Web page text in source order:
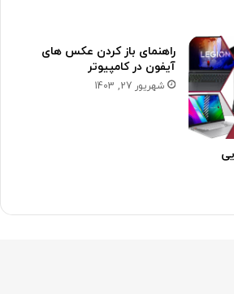
راهنمای باز کردن عکس های
آیفون در کامپیوتر
شهریور 27, 1403